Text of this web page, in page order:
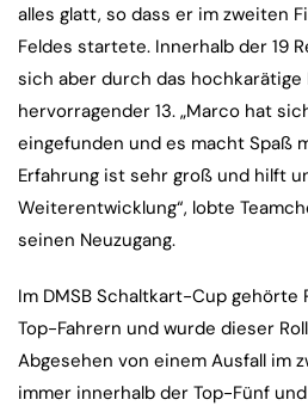
alles glatt, so dass er im zweiten
Feldes startete. Innerhalb der 19
sich aber durch das hochkarätige
hervorragender 13. „Marco hat
eingefunden und es macht Spaß
Erfahrung ist sehr groß und hilft
Weiterentwicklung“, lobte
seinen Neuzugang.
Im DMSB Schaltkart-Cup gehörte
Top-Fahrern und wurde dieser
Abgesehen von einem Ausfall im
immer innerhalb der Top-Fünf